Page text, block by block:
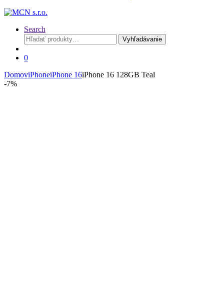
Search
Hľadať:
Vyhľadávanie
0
DomoviPhoneiPhone 16iPhone 16 128GB Teal
-7%